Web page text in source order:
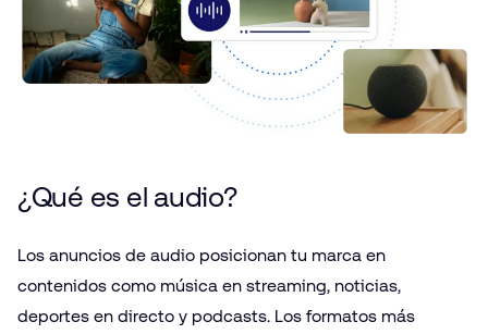
¿Qué es el audio?
Los anuncios de audio posicionan tu marca en
contenidos como música en streaming, noticias,
deportes en directo y podcasts. Los formatos más